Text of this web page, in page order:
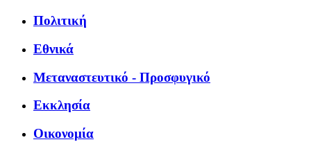
Πολιτική
Εθνικά
Μεταναστευτικό - Προσφυγικό
Εκκλησία
Οικονομία